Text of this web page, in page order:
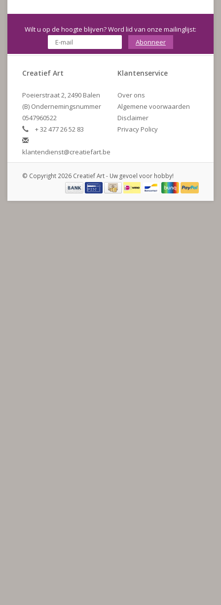
Wilt u op de hoogte blijven? Word lid van onze mailinglijst:
Abonneer
Creatief Art
Poeierstraat 2, 2490 Balen
(B) Ondernemingsnummer
0547960522
+ 32 477 26 52 83
klantendienst@creatiefart.be
Klantenservice
Over ons
Algemene voorwaarden
Disclaimer
Privacy Policy
© Copyright 2026 Creatief Art - Uw gevoel voor hobby!